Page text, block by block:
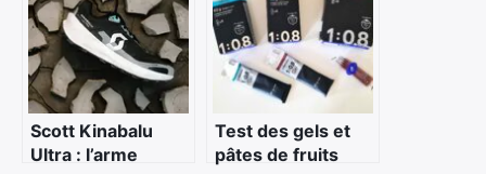
technique
Scott Kinabalu
Ultra : l’arme
Test des gels et
pâtes de fruits